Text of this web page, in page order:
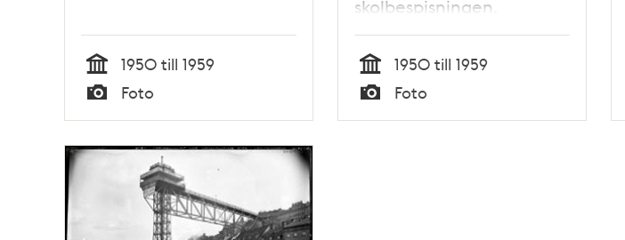
Tid
1950 till 1959
Typ
Foto
skolbespisningen.
Tid
1950 till 1959
Typ
Foto